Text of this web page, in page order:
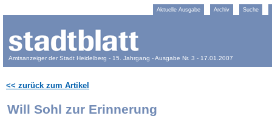
Aktuelle Ausgabe Archiv Suche
Amtsanzeiger der Stadt Heidelberg - 15. Jahrgang - Ausgabe Nr. 3 - 17.01.2007
<< zurück zum Artikel
Will Sohl zur Erinnerung